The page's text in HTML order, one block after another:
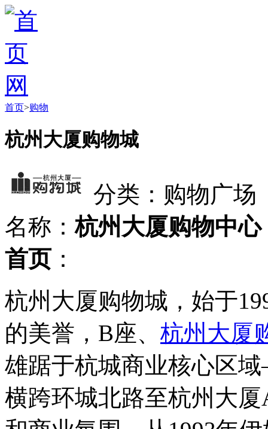
首页>购物
杭州大厦购物城
分类：购物广场
名称：杭州大厦购物中心
首页 ：
杭州大厦购物城，始于
的美誉，B座、 杭州大厦
雄踞于杭城商业核心区
横跨环城北路至杭州大